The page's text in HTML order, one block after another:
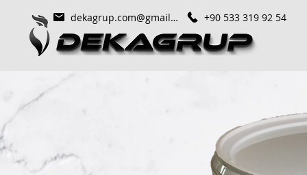
dekagrup.com@gmail.com +90 533 319 92 54